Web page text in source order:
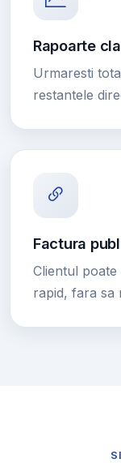
Rapoarte
Urmaresti
restantele
Factura
Clientul
rapid, fara sa